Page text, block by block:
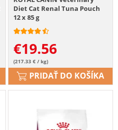
Diet Cat Renal Tuna Pouch
12 x 85 g
€19.56
(217.33 € / kg)
PRIDAŤ DO KOŠÍKA